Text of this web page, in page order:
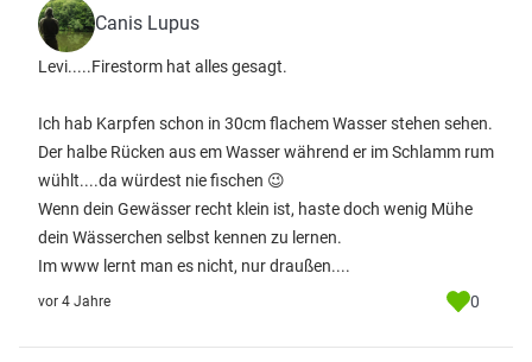
Canis Lupus
Levi.....Firestorm hat alles gesagt.
Ich hab Karpfen schon in 30cm flachem Wasser stehen sehen.
Der halbe Rücken aus em Wasser während er im Schlamm rum
wühlt....da würdest nie fischen 😉
Wenn dein Gewässer recht klein ist, haste doch wenig Mühe
dein Wässerchen selbst kennen zu lernen.
Im www lernt man es nicht, nur draußen....
vor 4 Jahre 0